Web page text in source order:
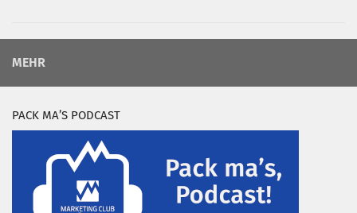
MEHR
PACK MA’S PODCAST